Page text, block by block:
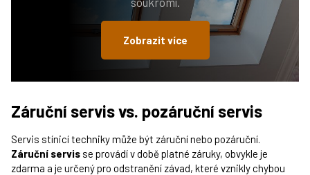
Zobrazit více
Záruční servis vs. pozáruční servis
Servis stínicí techniky může být záruční nebo pozáruční.
Záruční servis se provádí v době platné záruky, obvykle je
zdarma a je určený pro odstranění závad, které vznikly chybou